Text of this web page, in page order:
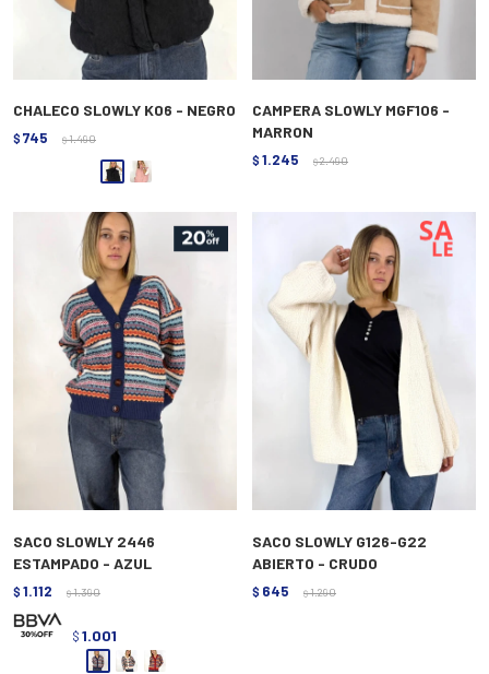
CHALECO SLOWLY K06 - NEGRO
$ 745 $ 1.490
CAMPERA SLOWLY MGF106 -
MARRON
$ 1.245 $ 2.490
SACO SLOWLY 2446
ESTAMPADO - AZUL
$ 1.112 $ 1.390
$ 1.001
SACO SLOWLY G126-G22
ABIERTO - CRUDO
$ 645 $ 1.290